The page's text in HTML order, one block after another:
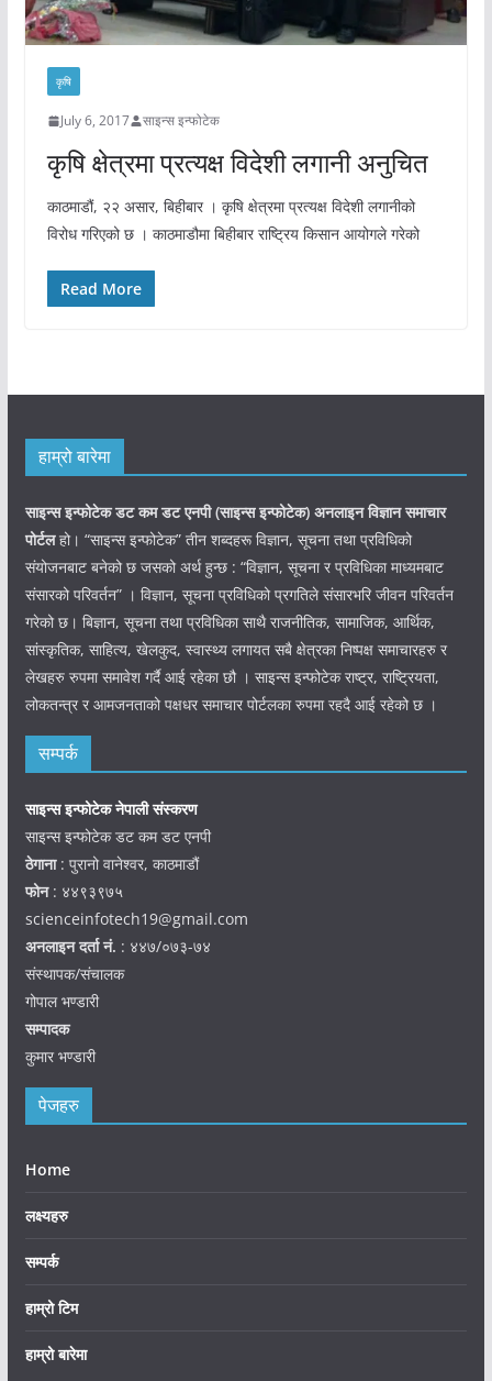
कृषि
July 6, 2017 साइन्स इन्फोटेक
कृषि क्षेत्रमा प्रत्यक्ष विदेशी लगानी अनुचित
काठमाडौं, २२ असार, बिहीबार । कृषि क्षेत्रमा प्रत्यक्ष विदेशी लगानीको
विरोध गरिएको छ । काठमाडौमा बिहीबार राष्ट्रिय किसान आयोगले गरेको
Read More
हाम्रो बारेमा
साइन्स इन्फोटेक डट कम डट एनपी (साइन्सइन्फोटेक) अनलाइन विज्ञान समाचार
पोर्टलहो। “साइन्स इन्फोटेक” तीन शब्दहरू विज्ञान, सूचना तथा प्रविधिको
संयोजनबाट बनेको छ जसको अर्थ हुन्छ : “विज्ञान, सूचना र प्रविधिका माध्यमबाट
संसारको परिवर्तन” । विज्ञान, सूचना प्रविधिको प्रगतिले संसारभरि जीवन परिवर्तन
गरेको छ। बिज्ञान, सूचना तथा प्रविधिका साथै राजनीतिक, सामाजिक, आर्थिक,
सांस्कृतिक, साहित्य, खेलकुद, स्वास्थ्य लगायत सबै क्षेत्रका निष्पक्ष समाचारहरु र
लेखहरु रुपमा समावेश गर्दै आई रहेका छौ । साइन्स इन्फोटेक राष्ट्र, राष्ट्रियता,
लोकतन्त्र र आमजनताको पक्षधर समाचार पोर्टलका रुपमा रहदै आई रहेको छ ।
सम्पर्क
साइन्स इन्फोटेक नेपाली संस्करण
साइन्स इन्फोटेक डट कम डट एनपी
ठेगाना: पुरानो वानेश्वर, काठमाडौं
फोन: ४४९३९७५
scienceinfotech19@gmail.com
अनलाइन दर्ता नं. : ४४७/०७३-७४
संस्थापक/संचालक
गोपाल भण्डारी
सम्पादक
कुमार भण्डारी
पेजहरु
Home
लक्ष्यहरु
सम्पर्क
हाम्रो टिम
हाम्रो बारेमा